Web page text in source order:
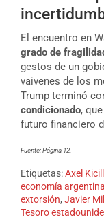
El encuentro en
grado de
gestos de un
vaivenes de los
Trump terminó
condicionado,
futuro financiero
Fuente: Página 12.
Etiquetas:Axel
economía argentina
extorsión, Javier
Tesoro